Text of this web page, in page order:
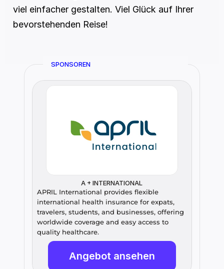
viel einfacher gestalten. Viel Glück auf Ihrer
bevorstehenden Reise!
SPONSOREN
A + INTERNATIONAL
APRIL International provides flexible
international health insurance for expats,
travelers, students, and businesses, offering
worldwide coverage and easy access to
quality healthcare.
Angebot ansehen